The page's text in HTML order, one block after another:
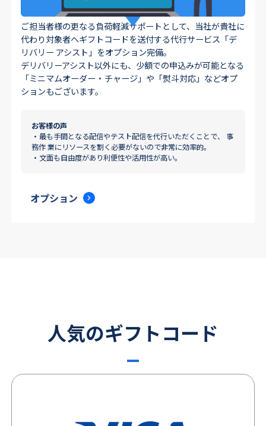
ご担当者様の更なる負荷軽減サポートとして、当社が貴社に
代わり対象者へギフトコードを送付する代行サービス「デ
リバリー アシスト」をオプション完備。
デリバリーアシスト以外にも、少額での申込みが可能となる
「ミニマムオーダー・チャージ」や「熨斗対応」などオプ
ションもございます。
お客様の声
・最も手間となる配信やテスト配信を代行いただくことで、 事
務作 業にリソースを割く必要がないので非常に効率的。
・文面も自由度があり利便性や活用性が高い。
オプション
人気のギフトコード